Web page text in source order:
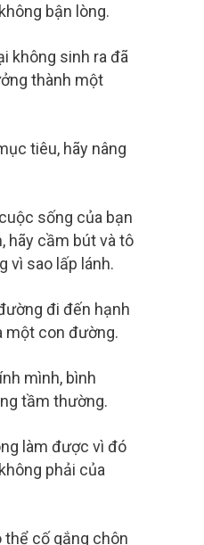
bận lòng.
không sinh ra đã
thành một
tiêu, hãy nâng
sống của bạn
hãy cầm bút và tô
vì sao lấp lánh.
đi đến hạnh
một con đường.
mình, bình
tầm thường.
làm được vì đó
phải của
thể cố gắng chôn